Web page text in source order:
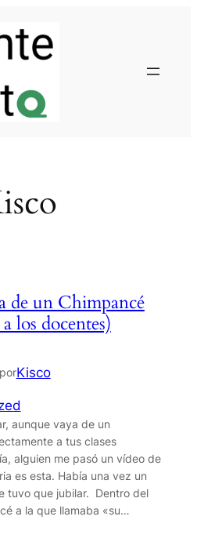
de un Chimpancé
los docentes)
Kisco
aunque vaya de un
a tus clases
alguien me pasó un vídeo de
es esta. Había una vez un
tuvo que jubilar. Dentro del
a la que llamaba «su…